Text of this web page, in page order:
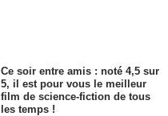
Ce soir entre amis : noté 4,5 sur
5, il est pour vous le meilleur
film de science-fiction de tous
les temps !